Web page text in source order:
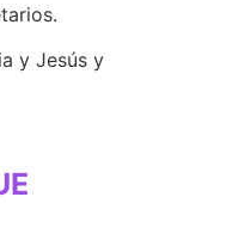
y Jesús y